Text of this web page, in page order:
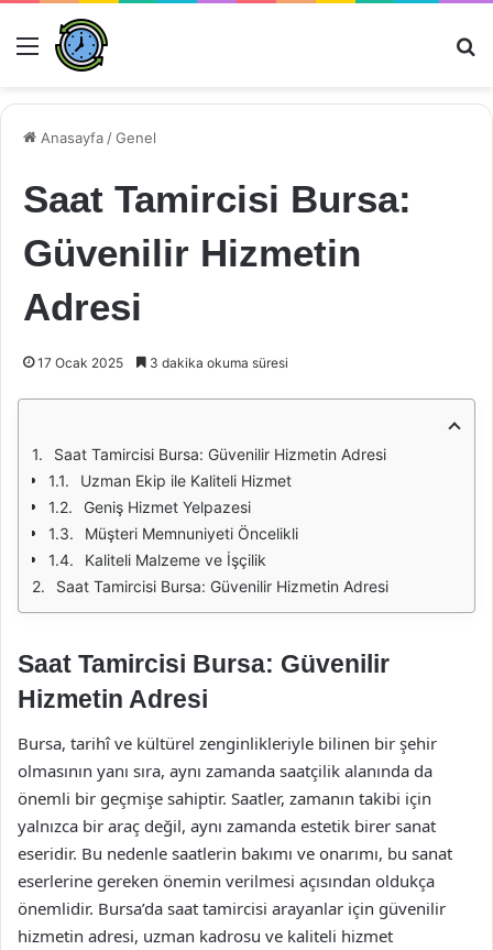
Menü
Anasayfa /Genel
Saat Tamircisi Bursa:
Güvenilir Hizmetin
Adresi
17 Ocak 2025 3 dakika okuma süresi
Saat Tamircisi Bursa: Güvenilir Hizmetin Adresi
Uzman Ekip ile Kaliteli Hizmet
Geniş Hizmet Yelpazesi
Müşteri Memnuniyeti Öncelikli
Kaliteli Malzeme ve İşçilik
Saat Tamircisi Bursa: Güvenilir Hizmetin Adresi
Saat Tamircisi Bursa: Güvenilir
Hizmetin Adresi
Bursa, tarihî ve kültürel zenginlikleriyle bilinen bir şehir
olmasının yanı sıra, aynı zamanda saatçilik alanında da
önemli bir geçmişe sahiptir. Saatler, zamanın takibi için
yalnızca bir araç değil, aynı zamanda estetik birer sanat
eseridir. Bu nedenle saatlerin bakımı ve onarımı, bu sanat
eserlerine gereken önemin verilmesi açısından oldukça
önemlidir. Bursa’da saat tamircisi arayanlar için güvenilir
hizmetin adresi, uzman kadrosu ve kaliteli hizmet